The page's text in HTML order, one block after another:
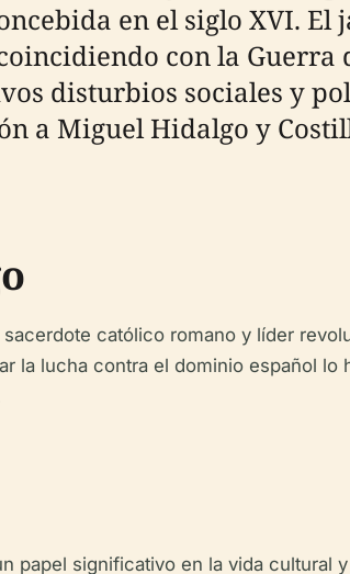
en el siglo XVI.
con la
disturbios sociales y
a Miguel Hidalgo y
católico romano y líder
la lucha contra el dominio español lo
papel significativo en la vida cultural